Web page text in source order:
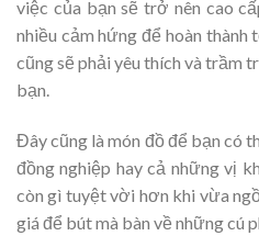
việc của bạn sẽ trở nên cao
nhiều cảm hứng để hoàn
cũng sẽ phải yêu thích và trầm
bạn.
Đây cũng là món đồ để bạn có
đồng nghiệp hay cả những vị
còn gì tuyệt vời hơn khi vừa
giá để bút mà bàn về những cú